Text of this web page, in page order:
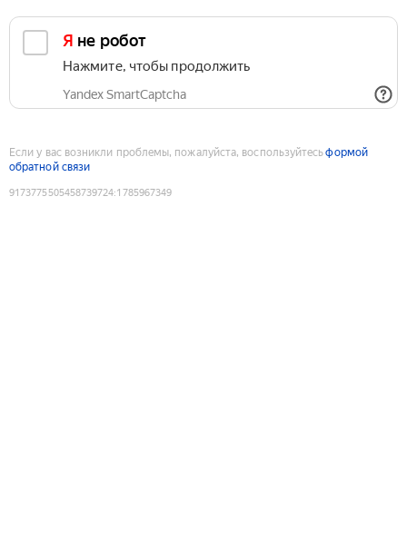
Я не робот
Нажмите, чтобы продолжить
Yandex SmartCaptcha
Если у вас возникли проблемы, пожалуйста, воспользуйтесьформой
обратной связи
9173775505458739724:1785967349